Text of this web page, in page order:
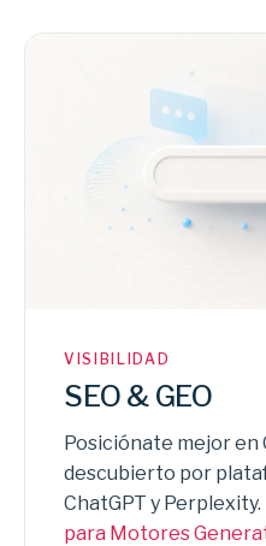
VISIBILIDAD
SEO & GEO
Posiciónate mejor en
descubierto por
ChatGPT y
para Motores